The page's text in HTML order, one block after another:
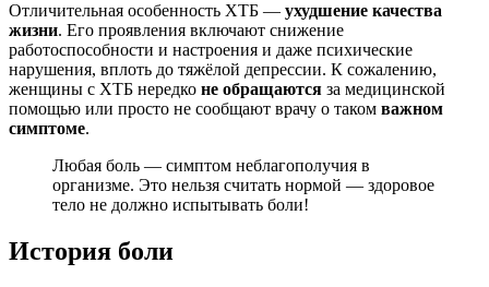
Отличительная особенность ХТБ — ухудшение качества
жизни. Его проявления включают снижение
работоспособности и настроения и даже психические
нарушения, вплоть до тяжёлой депрессии. К сожалению,
женщины с ХТБ нередко не обращаются за медицинской
помощью или просто не сообщают врачу о таком важном
симптоме.
Любая боль — симптом неблагополучия в
организме. Это нельзя считать нормой — здоровое
тело не должно испытывать боли!
История боли